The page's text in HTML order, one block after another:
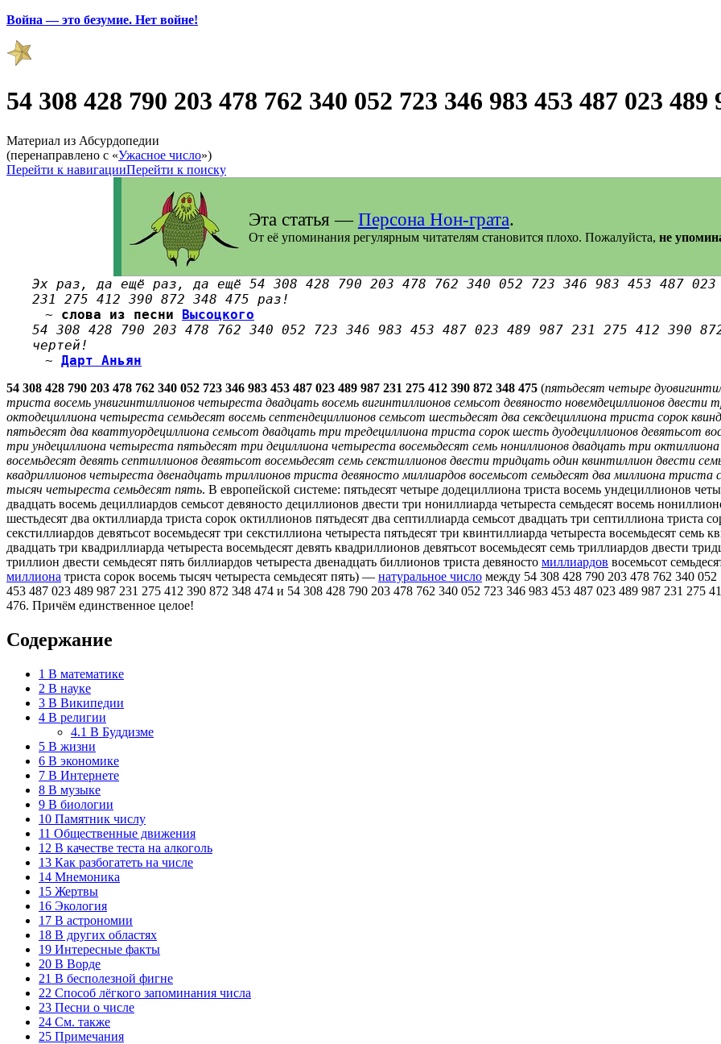
Война — это безумие. Нет войне!
54 308 428 790 203 478 762 340 052 723 346 983 453 487 023
Материал из Абсурдопедии
(перенаправлено с «Ужасное число»)
Перейти к навигацииПерейти к поиску
Эта статья —Персона Нон-грата.
От её упоминания регулярным читателям становится плохо. Пожалуйста, не
Эх раз, да ещё раз, да ещё 54 308 428 790 203 478 762 340 052 723 346 983 453 487 023
231 275 412 390 872 348 475 раз!
~ слова из песни Высоцкого
54 308 428 790 203 478 762 340 052 723 346 983 453 487 023 489 987 231 275 412 390
чертей!
~ Дарт Аньян
54 308 428 790 203 478 762 340 052 723 346 983 453 487 023 489 987 231 275 412 390 872 348 475 (пятьдесят четыре
триста восемь унвигинтиллионов четыреста двадцать восемь вигинтиллионов семьсот девяносто новемдециллионов двести
октодециллиона четыреста семьдесят восемь септендециллионов семьсот шестьдесят два сексдециллиона триста сорок
пятьдесят два кваттуордециллиона семьсот двадцать три тредециллиона триста сорок шесть дуодециллионов девятьсот
три ундециллиона четыреста пятьдесят три дециллиона четыреста восемьдесят семь нониллионов двадцать три
восемьдесят девять септиллионов девятьсот восемьдесят семь секстиллионов двести тридцать один квинтиллион двести
квадриллионов четыреста двенадцать триллионов триста девяносто миллиардов восемьсот семьдесят два миллиона триста
тысяч четыреста семьдесят пять. В европейской системе: пятьдесят четыре додециллиона триста восемь ундециллионов
двадцать восемь дециллиардов семьсот девяносто дециллионов двести три нониллиарда четыреста семьдесят восемь
шестьдесят два октиллиарда триста сорок октиллионов пятьдесят два септиллиарда семьсот двадцать три септиллиона триста
секстиллиардов девятьсот восемьдесят три секстиллиона четыреста пятьдесят три квинтиллиарда четыреста восемьдесят семь
двадцать три квадриллиарда четыреста восемьдесят девять квадриллионов девятьсот восемьдесят семь триллиардов двести
триллион двести семьдесят пять биллиардов четыреста двенадцать биллионов триста девяносто миллиардов восемьсот
миллиона триста сорок восемь тысяч четыреста семьдесят пять) — натуральное число между 54 308 428 790 203 478 762 340 052
453 487 023 489 987 231 275 412 390 872 348 474 и 54 308 428 790 203 478 762 340 052 723 346 983 453 487 023 489 987 231 275
476. Причём единственное целое!
Содержание
1 В математике
2 В науке
3 В Википедии
4 В религии
4.1 В Буддизме
5 В жизни
6 В экономике
7 В Интернете
8 В музыке
9 В биологии
10 Памятник числу
11 Общественные движения
12 В качестве теста на алкоголь
13 Как разбогатеть на числе
14 Мнемоника
15 Жертвы
16 Экология
17 В астрономии
18 В других областях
19 Интересные факты
20 В Ворде
21 В бесполезной фигне
22 Способ лёгкого запоминания числа
23 Песни о числе
24 См. также
25 Примечания